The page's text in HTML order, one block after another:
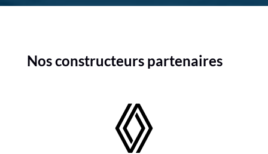
Nos constructeurs partenaires